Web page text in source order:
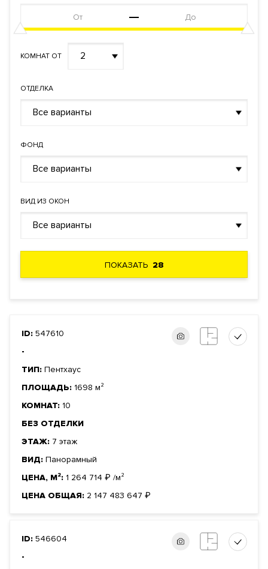
КОМНАТ ОТ 2
ОТДЕЛКА
Все варианты
ФОНД
Все варианты
ВИД ИЗ ОКОН
Все варианты
ПОКАЗАТЬ28
ID: 547610
-
ТИП: Пентхаус
ПЛОЩАДЬ: 1698 м²
КОМНАТ: 10
БЕЗ ОТДЕЛКИ
ЭТАЖ: 7 этаж
ВИД: Панорамный
ЦЕНА, М²: 1 264 714 ₽ /м²
ЦЕНА ОБЩАЯ: 2 147 483 647 ₽
ID: 546604
-